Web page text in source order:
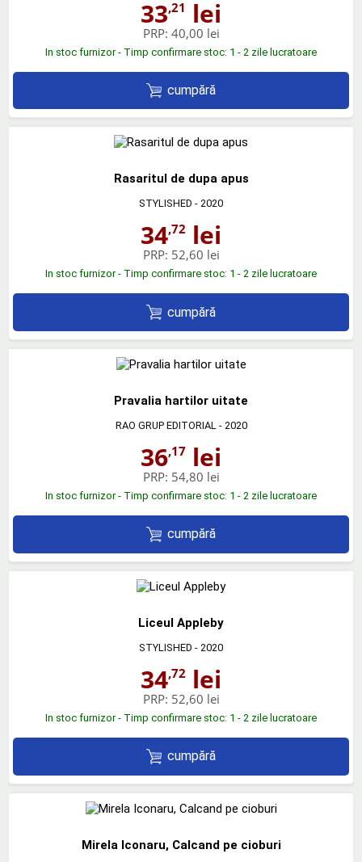
33,21 lei
PRP: 40,00 lei
In stoc furnizor - Timp confirmare stoc: 1 - 2 zile lucratoare
cumpără
Rasaritul de dupa apus
STYLISHED - 2020
34,72 lei
PRP: 52,60 lei
In stoc furnizor - Timp confirmare stoc: 1 - 2 zile lucratoare
cumpără
Pravalia hartilor uitate
RAO GRUP EDITORIAL- 2020
36,17 lei
PRP: 54,80 lei
In stoc furnizor - Timp confirmare stoc: 1 - 2 zile lucratoare
cumpără
Liceul Appleby
STYLISHED - 2020
34,72 lei
PRP: 52,60 lei
In stoc furnizor - Timp confirmare stoc: 1 - 2 zile lucratoare
cumpără
Mirela Iconaru, Calcand pe cioburi